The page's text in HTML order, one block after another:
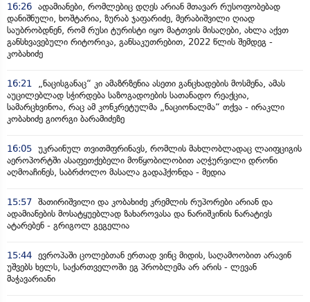
16:26 ადამიანები, რომლებიც დღეს არიან მთავარ რუსოფობებად
დანიშნული, ხოშტარია, ზურაბ ჯაფარიძე, მერაბიშვილი ღიად
საუბრობდნენ, რომ რუსი ტურისტი იყო მატთვის მისაღები, ახლა აქვთ
განსხვავებული რიტორიკა, განსაკუთრებით, 2022 წლის შემდეგ -
კობახიძე
16:21
„ნაცისგანაც“ კი ამაზრზენია ასეთი განცხადების მოსმენა, ამას
აუცილებლად სჭირდება საზოგადოების სათანადო რეაქცია,
სამარცხვინოა, რაც ამ კონკრეტულმა „ნაციონალმა“ თქვა - ირაკლი
კობახიძე გიორგი ბარამიძეზე
16:05 უკრაინულ თვითმფრინავს, რომლის მახლობლადაც ლაიფციგის
აეროპორტში ასაფეთქებელი მოწყობილობით აღჭურვილი დრონი
აღმოაჩინეს, საბრძოლო მასალა გადაჰქონდა - მედია
15:57 შათირიშვილი და კობახიძე კრემლის რუპორები არიან და
ადამიანების მოსატყუებლად ზახაროვასა და ნარიშკინის ნარატივს
ატარებენ - გრიგოლ გეგელია
15:44 ევროპაში ცოლებთან ერთად ვინც მიდის, საღამოობით არავინ
უშვებს ხელს, საქართველოში ეგ პრობლემა არ არის - ლევან
მაჭავარიანი